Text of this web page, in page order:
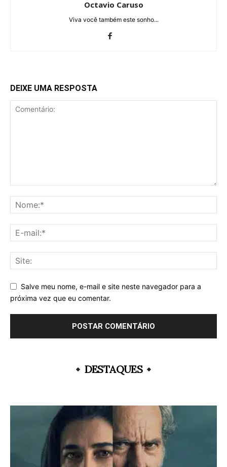
Octavio Caruso
Viva você também este sonho...
DEIXE UMA RESPOSTA
Salve meu nome, e-mail e site neste navegador para a
próxima vez que eu comentar.
DESTAQUES